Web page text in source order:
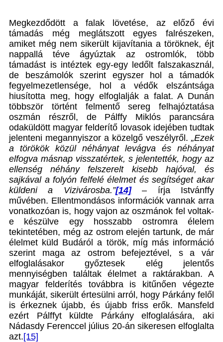
Megkezdődött a falak lövetése, az előző évi
támadás még meglátszott egyes falrészeken,
amiket még nem sikerült kijavítania a töröknek, éjt
nappallá téve ágyúztak az ostromlók, több
támadást is intéztek egy-egy ledőlt falszakasznál,
de beszámolók szerint egyszer hol a támadók
fegyelmezetlensége, hol a védők elszántsága
hiusította meg, hogy elfoglalják a falat. A Dunán
többször történt felmentő sereg felhajóztatása
oszmán részről, de Pálffy Miklós parancsára
odaküldött magyar felderítő lovasok idejében tudtak
jelenteni megannyiszor a közelgő veszélyről. „Ezek
a törökök közül néhányat levágva és néhányat
elfogva másnap visszatértek, s jelentették, hogy az
ellenség néhány felszerelt kisebb hajóval, és
sajkával a folyón felfelé élelmet és segítséget akar
küldeni a Vizivárosba.”[14]– írja Istvánffy
művében. Ellentmondásos információk vannak arra
vonatkozóan is, hogy vajon az oszmánok fel voltak-
e készülve egy hosszabb ostromra élelem
tekintetében, még az ostrom elején tartunk, de már
élelmet küld Budáról a török, míg más információ
szerint maga az ostrom befejeztével, s a vár
elfoglalásakor győztesek elég jelentős
mennyiségben találtak élelmet a raktárakban. A
magyar felderítés továbbra is kitűnően végezte
munkáját, sikerült értesülni arról, hogy Párkány felől
is érkeznek újabb, és újabb friss erők. Mansfeld
ezért Pálffyt küldte Párkány elfoglalására, aki
Nádasdy Ferenccel július 20-án sikeresen elfoglalta
azt.[15]